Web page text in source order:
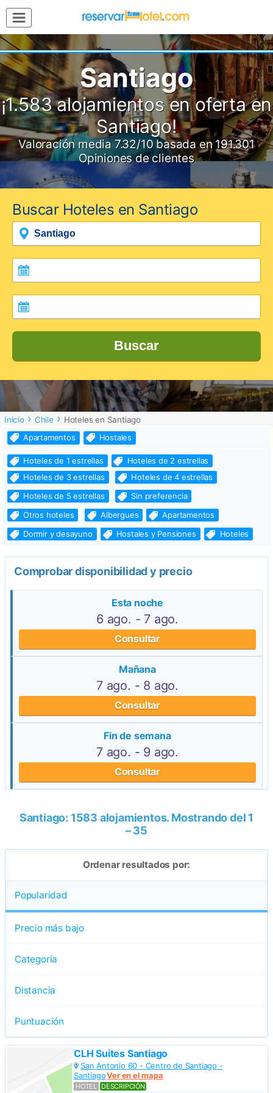
MENÚ
Inicio
Mi
Reserva
Grupos
Inspírate
Santiago
¡1.583 alojamientos en oferta en
Santiago!
Valoración media7.32/10 basada en191.301
Opiniones de clientes
Buscar Hoteles en Santiago
Buscar
Inicio Chile
Hoteles en Santiago
Apartamentos
Hostales
Hoteles de 1 estrellas
Hoteles de 2 estrellas
Hoteles de 3 estrellas
Hoteles de 4 estrellas
Hoteles de 5 estrellas
Sin preferencia
Otros hoteles
Albergues
Apartamentos
Dormir y desayuno
Hostales y Pensiones Hoteles
Comprobar disponibilidad y precio
Esta noche
6 ago. - 7 ago.
Consultar
Mañana
7 ago. - 8 ago.
Consultar
Fin de semana
7 ago. - 9 ago.
Consultar
Santiago: 1583 alojamientos. Mostrando del 1
– 35
Ordenar resultados por:
Popularidad
Precio más bajo
Categoría
Distancia
Puntuación
CLH Suites Santiago
San Antonio 60 - Centro de Santiago -
SantiagoVer en el mapa
HOTEL DESCRIPCIÓN